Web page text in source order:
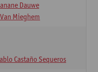
Dauwe
Mieghem
Castaño Sequeros